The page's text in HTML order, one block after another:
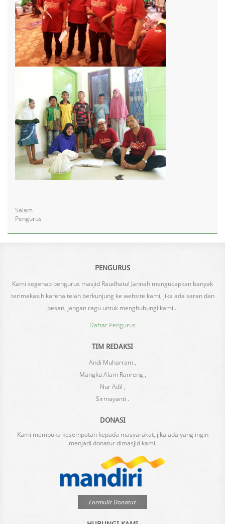
Salam
Pengurus
PENGURUS
Kami segenap pengurus masjid Raudhatul Jannah mengucapkan banyak
terimakasih karena telah berkunjung ke website kami, jika ada saran dan
pesan, jangan ragu untuk menghubungi kami...
Daftar Pengurus
TIM REDAKSI
Andi Muharram ,
Mangku Alam Ranreng ,
Nur Adil ,
Sirmayanti .
DONASI
Kami membuka kesempatan kepada masyarakat, jika ada yang ingin
menjadi donatur dimasjid kami.
Formulir Donatur